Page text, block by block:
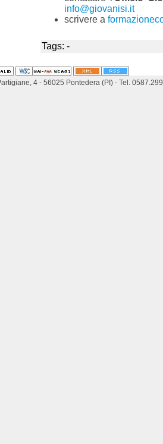
info@giovanisi.it
scrivere a
Tags: -
4 - 56025 Pontedera (PI) - Tel.